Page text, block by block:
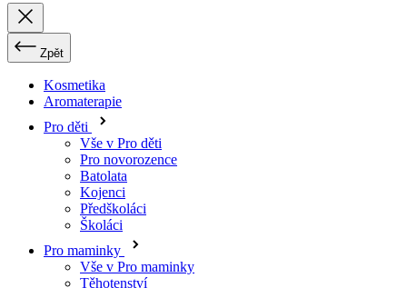
Zpět
Kosmetika
Aromaterapie
Pro děti
Vše v Pro děti
Pro novorozence
Batolata
Kojenci
Předškoláci
Školáci
Pro maminky
Vše v Pro maminky
Těhotenství